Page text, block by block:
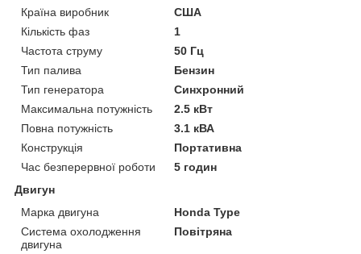
Країна виробник
США
Кількість фаз
1
Частота струму
50 Гц
Тип палива
Бензин
Тип генератора
Синхронний
Максимальна потужність
2.5 кВт
Повна потужність
3.1 кВА
Конструкція
Портативна
Час безперервної роботи
5 годин
Двигун
Марка двигуна
Honda Type
Система охолодження
двигуна
Повітряна